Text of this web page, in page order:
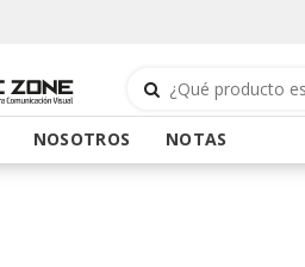
NOSOTROS NOTAS